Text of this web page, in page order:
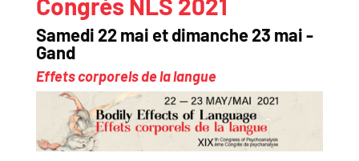
Samedi 22 mai et dimanche 23 mai -
Gand
Effets corporels de la langue